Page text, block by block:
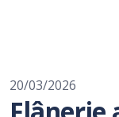
20/03/2026